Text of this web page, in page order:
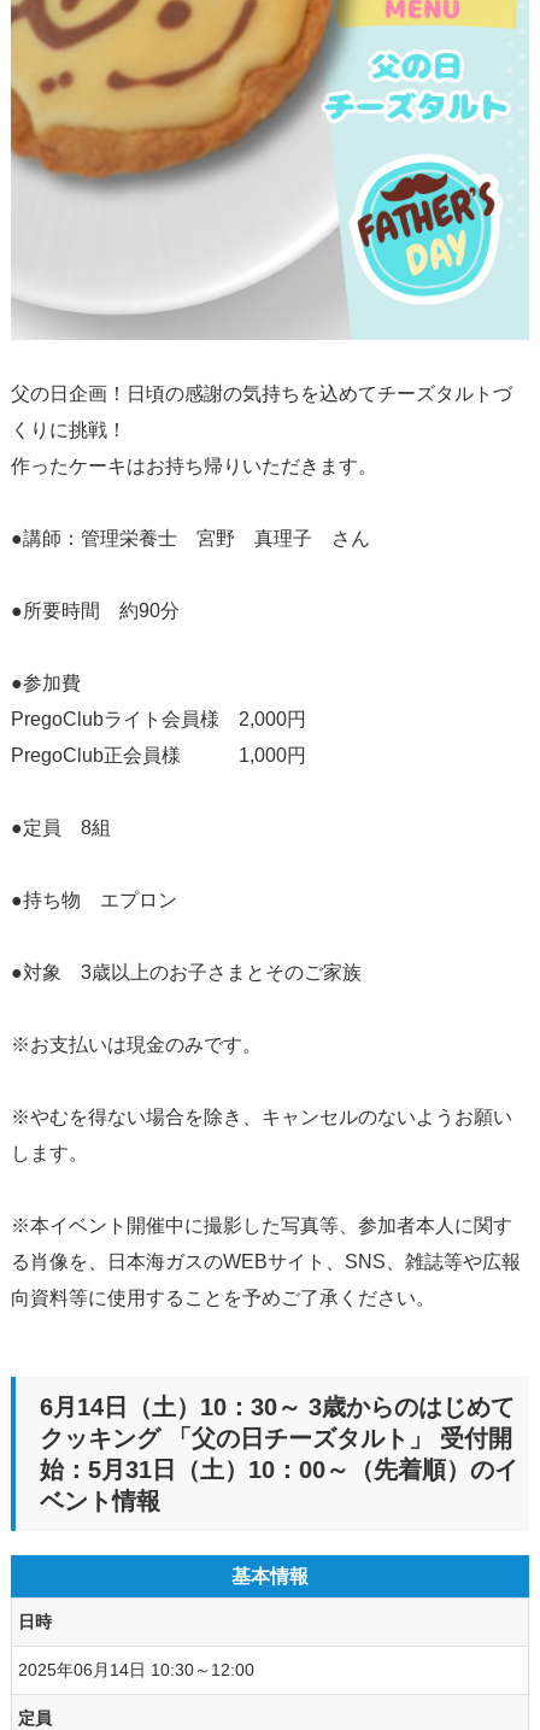
父の日企画！日頃の感謝の気持ちを込めてチーズタルトづ
くりに挑戦！
作ったケーキはお持ち帰りいただきます。
●講師：管理栄養士 宮野 真理子 さん
●所要時間 約90分
●参加費
PregoClubライト会員様 2,000円
PregoClub正会員様 1,000円
●定員 8組
●持ち物 エプロン
●対象 3歳以上のお子さまとそのご家族
※お支払いは現金のみです。
※やむを得ない場合を除き、キャンセルのないようお願い
します。
※本イベント開催中に撮影した写真等、参加者本人に関す
る肖像を、日本海ガスのWEBサイト、SNS、雑誌等や広報
向資料等に使用することを予めご了承ください。
6月14日（土）10：30～ 3歳からのはじめて
クッキング 「父の日チーズタルト」 受付開
始：5月31日（土）10：00～（先着順）のイ
ベント情報
基本情報
日時
2025年06月14日 10:30～12:00
定員